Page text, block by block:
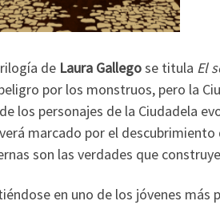
de Laura Gallegose titula El
por los monstruos, pero la
los personajes de la Ciudadela
marcado por el
son las verdades que
en uno de los jóvenes